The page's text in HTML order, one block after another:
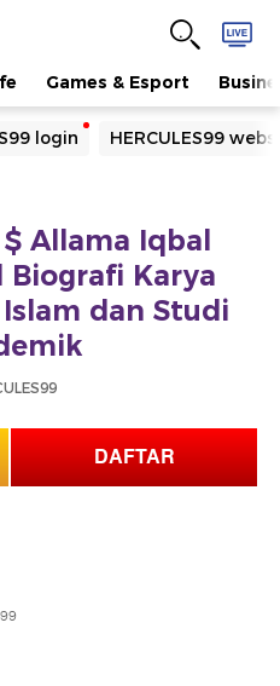
Games & Esport
login HERCULES99
$ Allama Iqbal
Karya
dan Studi
DAFTAR